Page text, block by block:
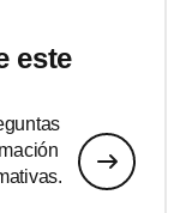
este